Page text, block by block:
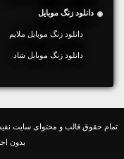
دانلود زنگ موبایل
دانلود زنگ موبایل ملایم
دانلود زنگ موبایل شاد
تمام حقوق قالب و محتوای سایت
بدون